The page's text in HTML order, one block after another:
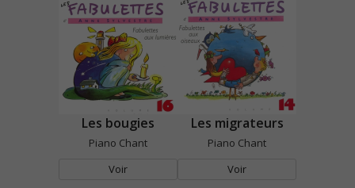
Les bougies
Piano Chant
Voir
Les migrateurs
Piano Chant
Voir